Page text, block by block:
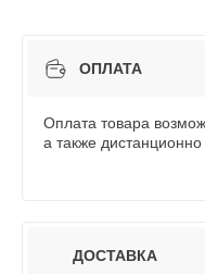
ОПЛАТА
Оплата товара
а также
ДОСТАВКА